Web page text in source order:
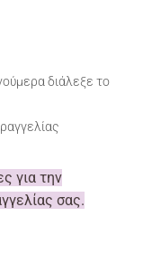
διάλεξε το
για την
σας.